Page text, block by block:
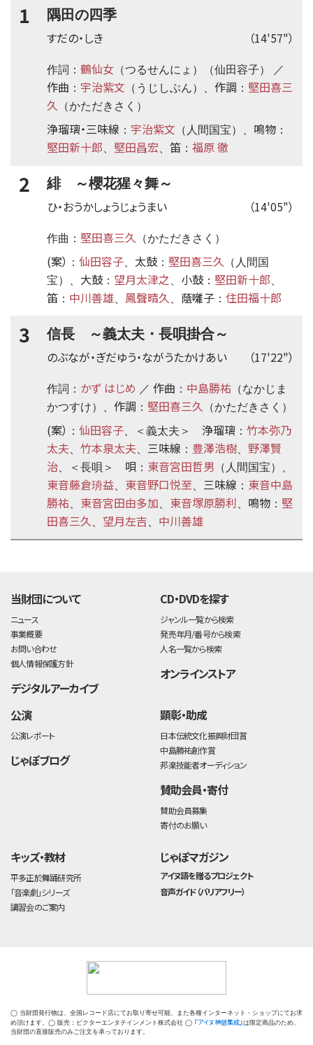
1 隅田の四季
（14'57"）
すだの・しき
作詞： 鶴仙女 （つるせんにょ）（仙田容子） ／
作曲 ： 宇治紫文 （うじしぶん）、 作調 ： 堅田喜三
久
（かただきさく）
浄瑠璃・三味線 ： 宇治紫文 （人間国宝）、 鳴物 ：
堅田新十郎 堅田昌宏 笛 ： 福原 徹
2 緋 ～櫻花猩々舞～
（14'05"）
ひ・おうかしょうじょうまい
作曲： 堅田喜三久 （かただきさく）
(案） ： 仙田容子 太鼓 ： 堅田喜三久
（人間国
宝）、 大鼓 ： 望月太津之 小鼓 ： 堅田新十郎
笛 ： 中川善雄 鳳聲晴久 蔭囃子 ： 住田福十郎
3 信長 ～義太夫・長唄掛合～
（17'22"）
のぶなが・ぎだゆう・ながうたかけあい
作詞： かず はじめ ／ 作曲 ： 中島勝祐 （なかじま
かつすけ）、 作調 ： 堅田喜三久 （かただきさく）
(案） ： 仙田容子 、＜義太夫＞ 浄瑠璃 ： 竹本弥乃
太夫
竹本泉太夫 三味線 ： 豊澤浩樹
野澤賢
治 、＜長唄＞ 唄 ： 東音宮田哲男 （人間国宝）、
東音藤倉珘益 東音野口悦至 三味線 ： 東音中島
勝祐
東音宮田由多加 東音塚原勝利 鳴物 ： 堅
田喜三久
望月左吉 中川善雄
当財団について
ニュース
事業概要
お問い合わせ
個人情報保護方針
デジタルアーカイブ
CD・DVDを探す
ジャンル一覧から検索
発売年月/番号から検索
人名一覧から検索
オンラインストア
公演
公演レポート
じゃぽブログ
顕彰・助成
日本伝統文化振興財団賞
中島勝祐創作賞
邦楽技能者オーディション
賛助会員・寄付
賛助会員募集
寄付のお願い
キッズ・教材
平多正於舞踊研究所
「音楽劇」シリーズ
講習会のご案内
じゃぽマガジン
アイヌ語を贈るプロジェクト
音声ガイド（バリアフリー）
◯ 当財団発行物は、全国レコード店にてお取り寄せ可能、また各種インターネット・ショップにてお求
め頂けます。◯ 販売：ビクターエンタテインメント株式会社 ◯ 『アイヌ神話集成』は限定商品のため、
当財団の直接販売のみご注文を承っております。